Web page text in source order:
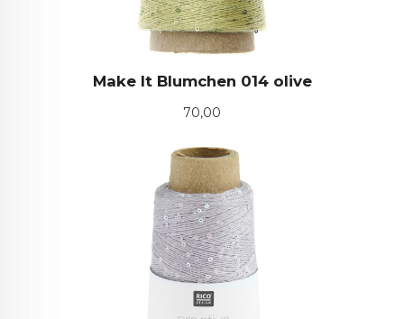
Make It Blumchen 014 olive
Pris
70,00